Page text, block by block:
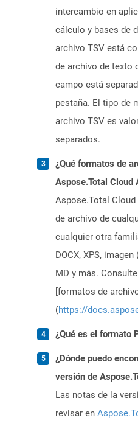
intercambio en
cálculo y bases de
archivo TSV está
de archivo de texto
campo está
pestaña. El tipo de
archivo TSV es
separados.
¿Qué formatos de
Aspose.Total Cloud
Aspose.Total
de archivo de
cualquier otra
DOCX, XPS, imagen
MD y más.
[formatos de
(https://
¿Qué es el formato
¿Dónde puedo
versión de
Las notas de la
revisar en